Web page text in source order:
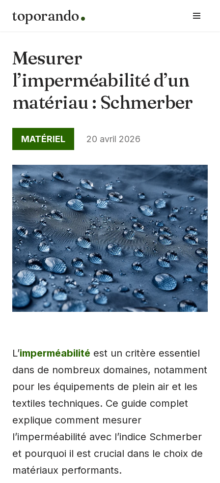
contenu
toporando
Mesurer
l’imperméabilité d’un
matériau : Schmerber
MATÉRIEL 20 avril 2026
L’imperméabilité est un critère essentiel
dans de nombreux domaines, notamment
pour les équipements de plein air et les
textiles techniques. Ce guide complet
explique comment mesurer
l’imperméabilité avec l’indice Schmerber
et pourquoi il est crucial dans le choix de
matériaux performants.